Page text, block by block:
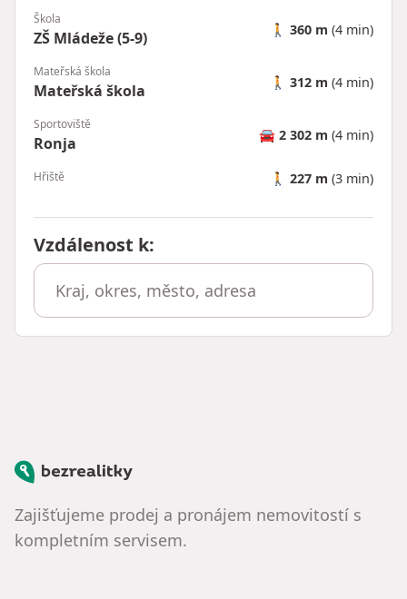
Škola
ZŠ Mládeže (5-9) 🚶 360 m (4 min)
Mateřská škola
Mateřská škola 🚶 312 m (4 min)
Sportoviště
Ronja 🚘 2 302 m (4 min)
Hřiště 🚶 227 m (3 min)
Vzdálenost k:
Bezrealitky
Zajišťujeme prodej a pronájem nemovitostí s
kompletním servisem.